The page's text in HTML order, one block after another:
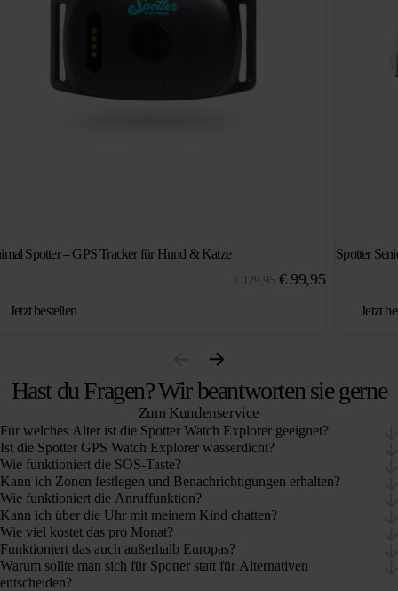
Spotter – GPS Tracker für Hund & Katze
€ 129,95 €99,95
Jetzt bestellen
Spotter
Jetzt
Hast du Fragen? Wir beantworten sie gerne
Zum Kundenservice
Für welches Alter ist die Spotter Watch Explorer geeignet?
Ist die Spotter GPS Watch Explorer wasserdicht?
Wie funktioniert die SOS-Taste?
Kann ich Zonen festlegen und Benachrichtigungen erhalten?
Wie funktioniert die Anruffunktion?
Kann ich über die Uhr mit meinem Kind chatten?
Wie viel kostet das pro Monat?
Funktioniert das auch außerhalb Europas?
Warum sollte man sich für Spotter statt für Alternativen
entscheiden?